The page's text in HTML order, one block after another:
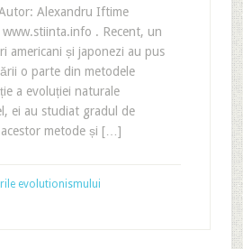
Alexandru Iftime
www.stiinta.info . Recent, un
americani și japonezi au pus
o parte din metodele
a evoluției naturale
ei au studiat gradul de
metode și […]
evolutionismului